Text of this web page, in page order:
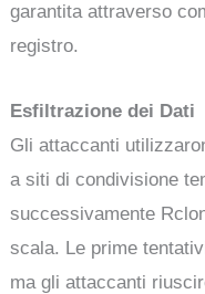
garantita attraverso
registro.
Esfiltrazione dei Dati
Gli attaccanti
a siti di condivisione
successivamente
scala. Le prime
ma gli attaccanti